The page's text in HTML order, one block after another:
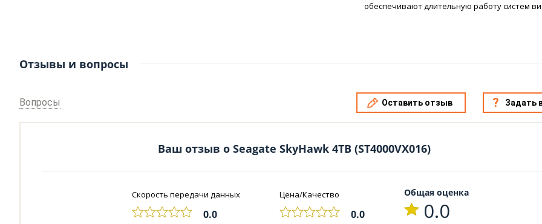
обеспечивают длительную работу систем
Отзывы и вопросы
Вопросы Оставить отзыв Задать
Ваш отзыв о Seagate SkyHawk 4TB (ST4000VX016)
Скорость передачи данных
0.0
Цена/Качество
0.0
Общая оценка
0.0